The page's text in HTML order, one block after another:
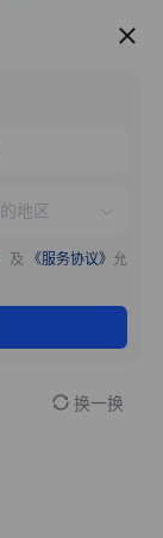
服务推荐
及 《服务协议》 允
换一换